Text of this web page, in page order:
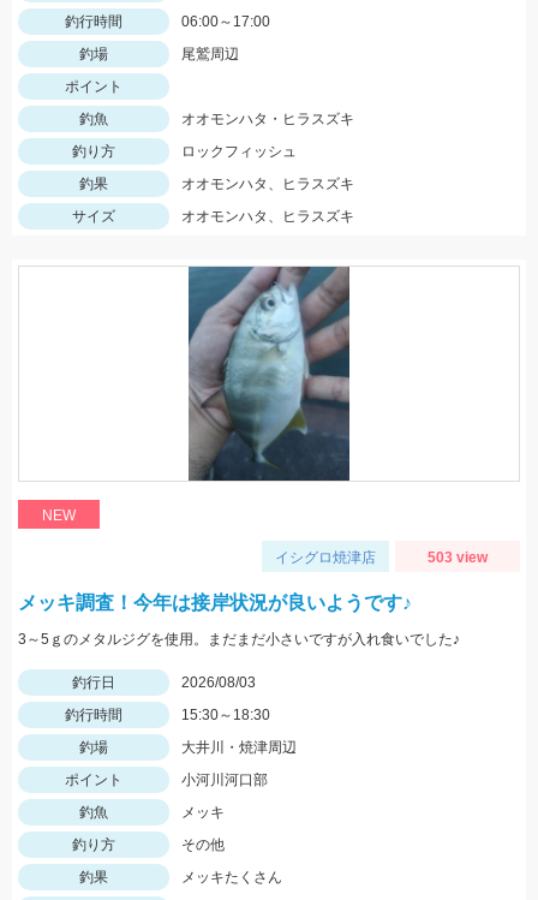
釣行時間
06:00～17:00
釣場
尾鷲周辺
ポイント
釣魚
オオモンハタ・ヒラスズキ
釣り方
ロックフィッシュ
釣果
オオモンハタ、ヒラスズキ
サイズ
オオモンハタ、ヒラスズキ
NEW
イシグロ焼津店 503 view
メッキ調査！今年は接岸状況が良いようです♪
3～5ｇのメタルジグを使用。まだまだ小さいですが入れ食いでした♪
釣行日
2026/08/03
釣行時間
15:30～18:30
釣場
大井川・焼津周辺
ポイント
小河川河口部
釣魚
メッキ
釣り方
その他
釣果
メッキたくさん